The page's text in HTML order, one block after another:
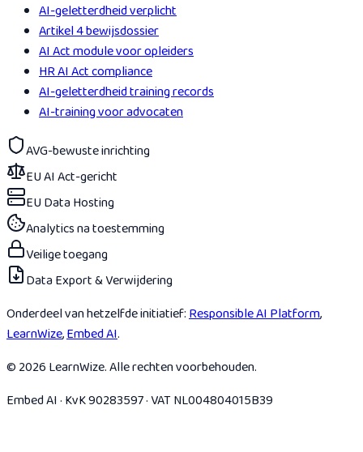
AI-geletterdheid verplicht
Artikel 4 bewijsdossier
AI Act module voor opleiders
HR AI Act compliance
AI-geletterdheid training records
AI-training voor advocaten
AVG-bewuste inrichting
EU AI Act-gericht
EU Data Hosting
Analytics na toestemming
Veilige toegang
Data Export & Verwijdering
Onderdeel van hetzelfde initiatief:Responsible AI Platform,
LearnWize,Embed AI.
© 2026 LearnWize. Alle rechten voorbehouden.
Embed AI · KvK 90283597 · VAT NL004804015B39